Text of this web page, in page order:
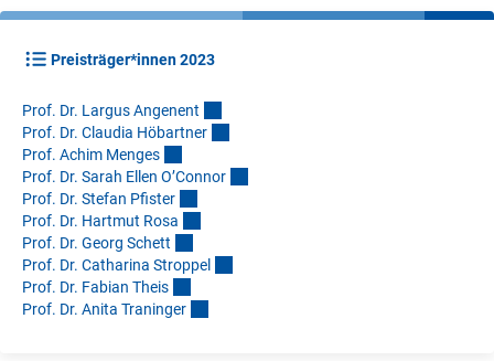
Preisträger*innen 2023
Prof. Dr. Largus Angenent
Prof. Dr. Claudia Höbartner
Prof. Achim Menges
Prof. Dr. Sarah Ellen O’Connor
Prof. Dr. Stefan Pfister
Prof. Dr. Hartmut Rosa
Prof. Dr. Georg Schett
Prof. Dr. Catharina Stroppe
Prof. Dr. Fabian Theis
Prof. Dr. Anita Traninger